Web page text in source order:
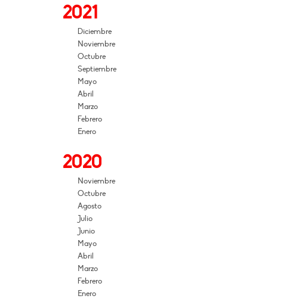
2021
Diciembre
Noviembre
Octubre
Septiembre
Mayo
Abril
Marzo
Febrero
Enero
2020
Noviembre
Octubre
Agosto
Julio
Junio
Mayo
Abril
Marzo
Febrero
Enero